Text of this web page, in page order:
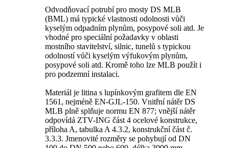
Odvodňovací potrubí pro mosty DS MLB
(BML) má typické vlastnosti odolnosti vůči
kyselým odpadním plynům, posypové soli atd. Je
vhodné pro speciální požadavky v oblasti
mostního stavitelství, silnic, tunelů s typickou
odolností vůči kyselým výfukovým plynům,
posypové soli atd. Kromě toho lze MLB použít i
pro podzemní instalaci.
Materiál je litina s lupínkovým grafitem dle EN
1561, nejméně EN-GJL-150. Vnitřní nátěr DS
MLB plně splňuje normu EN 877; vnější nátěr
odpovídá ZTV-ING část 4 ocelové konstrukce,
příloha A, tabulka A 4.3.2, konstrukční část č.
3.3.3. Jmenovité rozměry se pohybují od DN